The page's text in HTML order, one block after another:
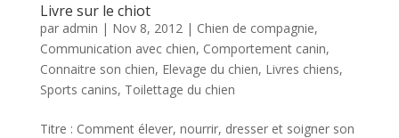
Livre sur le chiot
par admin | Nov 8, 2012| Chien de compagnie,
Communication avec chien, Comportement canin,
Connaitre son chien, Elevage du chien, Livres chiens,
Sports canins, Toilettage du chien
Titre : Comment élever, nourrir, dresser et soigner son